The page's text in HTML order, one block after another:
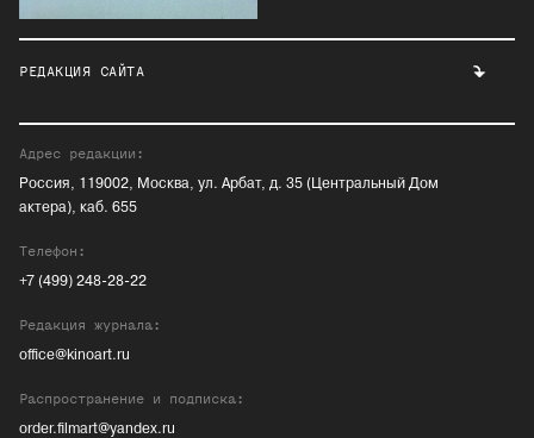
РЕДАКЦИЯ САЙТА
Адрес редакции:
Россия, 119002, Москва, ул. Арбат, д. 35 (Центральный Дом
актера), каб. 655
Телефон:
+7 (499) 248-28-22
Редакция журнала:
office@kinoart.ru
Распространение и подписка:
order.filmart@yandex.ru